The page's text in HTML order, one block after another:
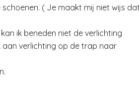
( Je maakt mij niet wijs
ik beneden niet de verlichting
aan verlichting op de trap naar